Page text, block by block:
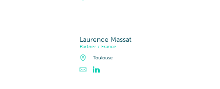
Laurence Massat
Partner / France
Toulouse
Contacter Laurence Massat